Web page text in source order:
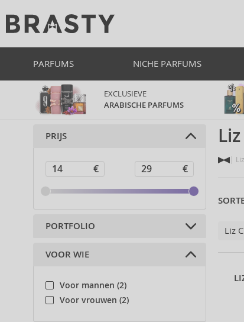
PARFUMS NICHE PARFUMS
EXCLUSIEVE
ARABISCHE PARFUMS
Liz
PRIJS
PORTFOLIO
Parfums (4)
VOOR WIE
Voor mannen (2)
Voor vrouwen (2)